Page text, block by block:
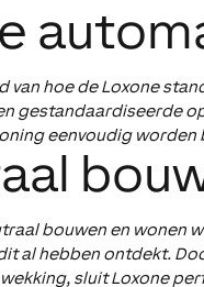
van hoe de Loxone
gestandaardiseerde
eenvoudig
bouwen en
al hebben ontdekt.
sluit Loxone